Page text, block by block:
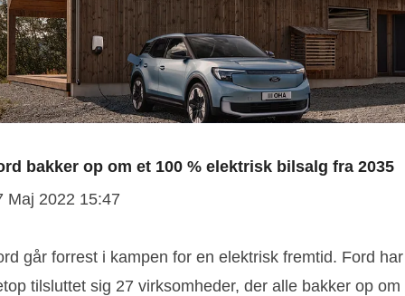
bakker op om et 100 % elektrisk bilsalg fra 2035
Maj 2022 15:47
går forrest i kampen for en elektrisk fremtid. Ford har
tilsluttet sig 27 virksomheder, der alle bakker op om